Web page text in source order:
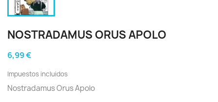
NOSTRADAMUS ORUS APOLO
6,99 €
Impuestos incluidos
Nostradamus Orus Apolo